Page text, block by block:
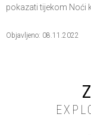
pokazati tijekom Noći
Objavljeno: 08.11.2022